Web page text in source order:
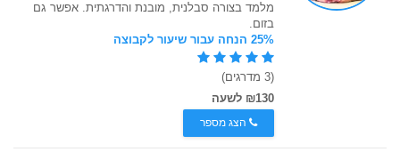
מלמד בצורה סבלנית, מובנת והדרגתית. אפשר גם
בזום.
25% הנחה עבור שיעור לקבוצה
(3 מדרגים)
₪130 לשעה
הצג מספר